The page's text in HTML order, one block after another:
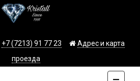
+7 (7213) 91 77 23
Адрес и карта
проезда